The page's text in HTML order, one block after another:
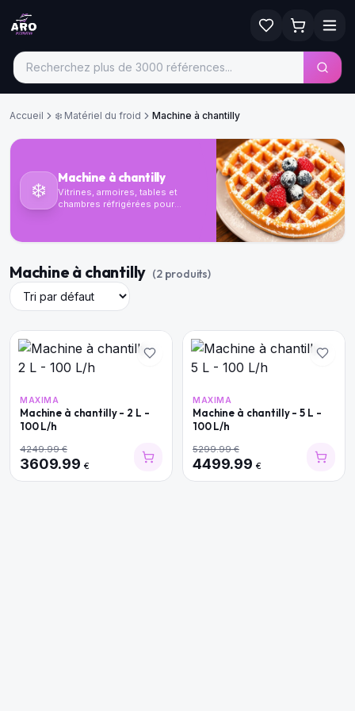
Accueil ❄️ Matériel du froid Machine à chantilly
❄️
Machine à chantilly
Vitrines, armoires, tables et
chambres réfrigérées pour
Machine à chantilly (2produits)
MAXIMA
Machine à chantilly - 2 L -
100 L/h
4249.99€
3609.99 €
MAXIMA
Machine à chantilly - 5 L -
100 L/h
5299.99€
4499.99 €